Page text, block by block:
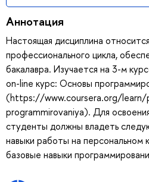
Аннотация
Настоящая дисциплина
профессионального цикла,
бакалавра. Изучается на 3-м
on-line курс: Основы
(https://www.coursera.org/learn/
programmirovaniya). Для
студенты должны владеть
навыки работы на персональном
базовые навыки